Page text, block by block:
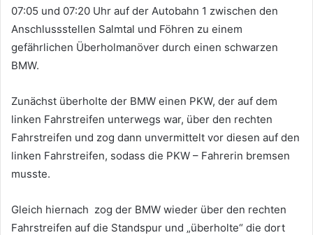
07:05 und 07:20 Uhr auf der Autobahn 1 zwischen den
Anschlussstellen Salmtal und Föhren zu einem
gefährlichen Überholmanöver durch einen schwarzen
BMW.
Zunächst überholte der BMW einen PKW, der auf dem
linken Fahrstreifen unterwegs war, über den rechten
Fahrstreifen und zog dann unvermittelt vor diesen auf den
linken Fahrstreifen, sodass die PKW – Fahrerin bremsen
musste.
Gleich hiernach zog der BMW wieder über den rechten
Fahrstreifen auf die Standspur und „überholte“ die dort